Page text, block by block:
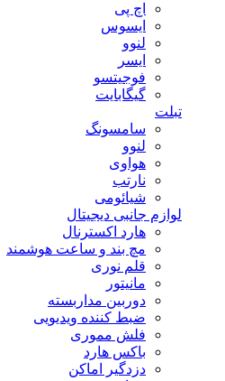
اچ پی
ایسوس
لنوو
ایسر
فوجیتسو
گیگابایت
تبلت
سامسونگ
لنوو
هواوی
نارتب
شیائومی
لوازم جانبی دیجیتال
هارد اکسترنال
مچ بند و ساعت هوشمند
قلم نوری
مانیتور
دوربین مداربسته
ضبط کننده ویدیویی
فلش مموری
باکس هارد
دزدگیر اماکن